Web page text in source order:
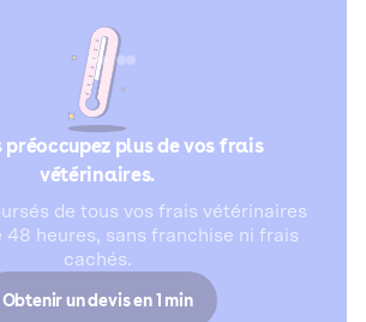
préoccupez plus de vos frais
vétérinaires.
de tous vos frais vétérinaires
48 heures, sans franchise ni frais
cachés.
Obtenir un devis en 1 min